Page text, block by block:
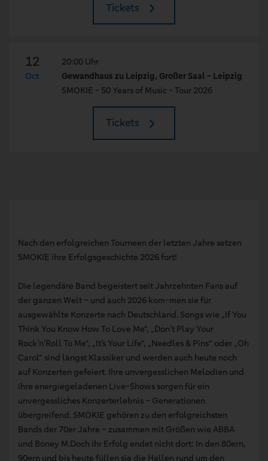
Tickets
12
Oct
20:00 Uhr
Gewandhaus zu Leipzig, Großer Saal - Leipzig
SMOKIE - 50 Years of Music - Tour 2026
Tickets
Nach den erfolgreichen Tourneen der letzten Jahre setzen
SMOKIE ihre Erfolgsgeschichte 2026 fort!
Die legendäre Band begeistert seit Jahrzehnten Fans auf
der ganzen Welt – und auch 2026 kom-men sie für
ausgewählte Konzerte nach Deutschland. Songs wie „If You
Think You Know How To Love Me“, „Don’t Play Your
Rock’n’Roll To Me“, „It’s Your Life“, „Needles & Pins“ oder „Oh
Carol“ sind längst Klassiker und werden auch heute noch
auf Konzerten gefeiert. Ihre unvergesslichen Melodien und
ihre energiegeladenen Live-Shows sorgen für ein
unvergessliches Konzerterlebnis – Generationen
übergreifend. SMOKIE gehören zu den erfolgreichsten
Bands der 70er Jahre – zusammen mit Größen wie ABBA
und Boney M.Doch ihr Erfolg endet nicht dort: In den 80ern,
90ern und bis heute füllen sie die Hallen rund um den